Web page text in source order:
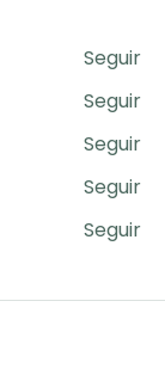
Seguir
Seguir
Seguir
Seguir
Seguir